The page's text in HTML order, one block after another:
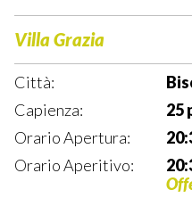
Villa Grazia
Città:
Capienza:
25
Orario Apertura:
Orario Aperitivo: